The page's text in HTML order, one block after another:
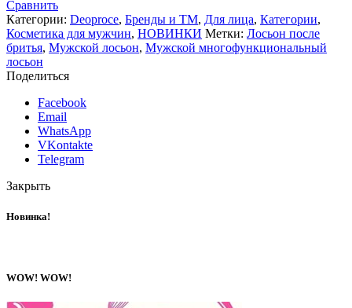
Сравнить
Категории: Deoproce, Бренды и ТМ, Для лица, Категории,
Косметика для мужчин, НОВИНКИ Метки: Лосьон после
бритья, Мужской лосьон, Мужской многофункциональный
лосьон
Поделиться
Facebook
Email
WhatsApp
VKontakte
Telegram
Закрыть
Новинка!
WOW! WOW!